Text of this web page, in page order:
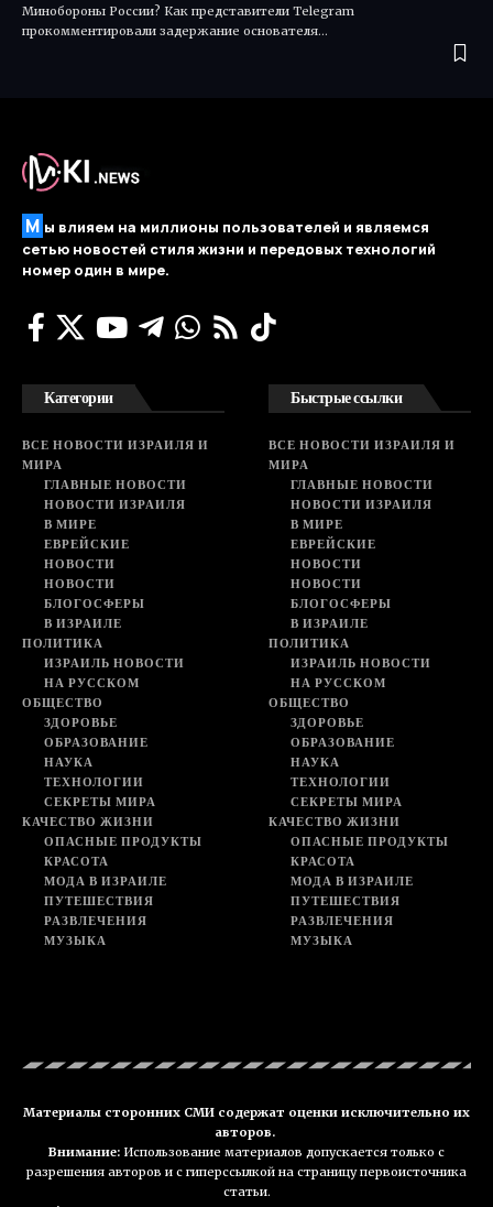
Минобороны России? Как представители Telegram
прокомментировали задержание основателя…
М ы влияем на миллионы пользователей и являемся
сетью новостей стиля жизни и передовых технологий
номер один в мире.
Категории
ВСЕ НОВОСТИ ИЗРАИЛЯ И
МИРА
ГЛАВНЫЕ НОВОСТИ
НОВОСТИ ИЗРАИЛЯ
В МИРЕ
ЕВРЕЙСКИЕ
НОВОСТИ
НОВОСТИ
БЛОГОСФЕРЫ
В ИЗРАИЛЕ
ПОЛИТИКА
ИЗРАИЛЬ НОВОСТИ
НА РУССКОМ
ОБЩЕСТВО
ЗДОРОВЬЕ
ОБРАЗОВАНИЕ
НАУКА
ТЕХНОЛОГИИ
СЕКРЕТЫ МИРА
КАЧЕСТВО ЖИЗНИ
ОПАСНЫЕ ПРОДУКТЫ
КРАСОТА
МОДА В ИЗРАИЛЕ
ПУТЕШЕСТВИЯ
РАЗВЛЕЧЕНИЯ
МУЗЫКА
Быстрые ссылки
ВСЕ НОВОСТИ ИЗРАИЛЯ И
МИРА
ГЛАВНЫЕ НОВОСТИ
НОВОСТИ ИЗРАИЛЯ
В МИРЕ
ЕВРЕЙСКИЕ
НОВОСТИ
НОВОСТИ
БЛОГОСФЕРЫ
В ИЗРАИЛЕ
ПОЛИТИКА
ИЗРАИЛЬ НОВОСТИ
НА РУССКОМ
ОБЩЕСТВО
ЗДОРОВЬЕ
ОБРАЗОВАНИЕ
НАУКА
ТЕХНОЛОГИИ
СЕКРЕТЫ МИРА
КАЧЕСТВО ЖИЗНИ
ОПАСНЫЕ ПРОДУКТЫ
КРАСОТА
МОДА В ИЗРАИЛЕ
ПУТЕШЕСТВИЯ
РАЗВЛЕЧЕНИЯ
МУЗЫКА
Материалы сторонних СМИ содержат оценки исключительно их
авторов.
Внимание: Использование материалов допускается только с
разрешения авторов и с гиперссылкой на страницу первоисточника
статьи.